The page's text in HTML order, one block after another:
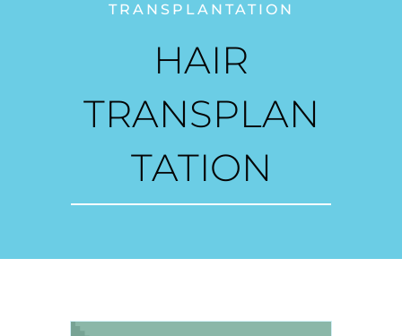
HAIR
TRANSPLAN
TATION
TRANSPLANTATION